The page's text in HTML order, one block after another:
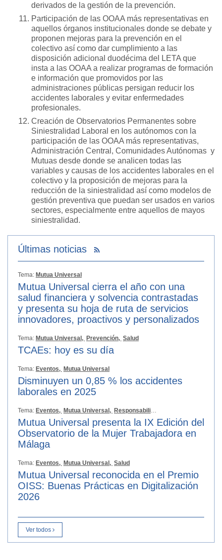
derivados de la gestión de la prevención.
Participación de las OOAA más representativas en
aquellos órganos institucionales donde se debate y
proponen mejoras para la prevención en el
colectivo así como dar cumplimiento a las
disposición adicional duodécima del LETA que
insta a las OOAA a realizar programas de formación
e información que promovidos por las
administraciones públicas persigan reducir los
accidentes laborales y evitar enfermedades
profesionales.
Creación de Observatorios Permanentes sobre
Siniestralidad Laboral en los autónomos con la
participación de las OOAA más representativas,
Administración Central, Comunidades Autónomas y
Mutuas desde donde se analicen todas las
variables y causas de los accidentes laborales en el
colectivo y la proposición de mejoras para la
reducción de la siniestralidad así como modelos de
gestión preventiva que puedan ser usados en varios
sectores, especialmente entre aquellos de mayos
siniestralidad.
Últimas noticias
Tema: Mutua Universal
Mutua Universal cierra el año con una
salud financiera y solvencia contrastadas
y presenta su hoja de ruta de servicios
innovadores, proactivos y personalizados
Tema: Mutua Universal, Prevención, Salud
TCAEs: hoy es su día
Tema: Eventos, Mutua Universal
Disminuyen un 0,85 % los accidentes
laborales en 2025
Tema: Eventos, Mutua Universal, Responsabilidad Social
Mutua Universal presenta la IX Edición del
Observatorio de la Mujer Trabajadora en
Málaga
Tema: Eventos, Mutua Universal, Salud
Mutua Universal reconocida en el Premio
OISS: Buenas Prácticas en Digitalización
2026
Ver todos